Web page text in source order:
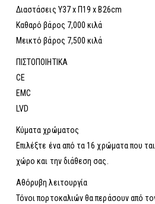
Διαστάσεις Υ37 x Π19 x Β26cm
Καθαρό βάρος 7,000 κιλά
Μεικτό βάρος 7,500 κιλά
ΠΙΣΤΟΠΟΙΗΤΙΚΑ
CE
EMC
LVD
Κύματα χρώματος
Επιλέξτε ένα από τα 16 χρώματα που
χώρο και την διάθεση σας.
Αθόρυβη λειτουργία
Τόνοι πορτοκαλιών θα περάσουν από